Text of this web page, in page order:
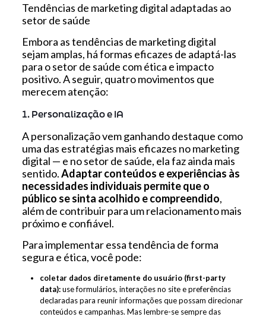
Tendências de marketing digital adaptadas ao
setor de saúde
Embora as tendências de marketing digital
sejam amplas, há formas eficazes de adaptá-las
para o setor de saúde com ética e impacto
positivo. A seguir, quatro movimentos que
merecem atenção:
1. Personalização e IA
A personalização vem ganhando destaque como
uma das estratégias mais eficazes no marketing
digital — e no setor de saúde, ela faz ainda mais
sentido.Adaptar conteúdos e experiências às
necessidades individuais permite que o
público se sinta acolhido e compreendido,
além de contribuir para um relacionamento mais
próximo e confiável.
Para implementar essa tendência de forma
segura e ética, você pode:
coletar dados diretamente do usuário (first-party
data):use formulários, interações no site e preferências
declaradas para reunir informações que possam direcionar
conteúdos e campanhas. Mas lembre-se sempre das